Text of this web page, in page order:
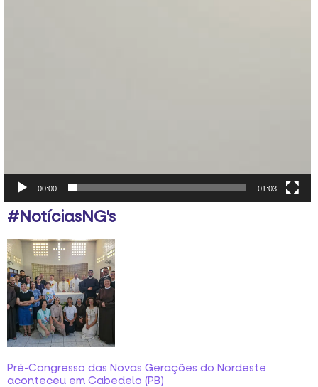
00:00 01:03
#NotíciasNG's
Pré-Congresso das Novas Gerações do Nordeste
aconteceu em Cabedelo (PB)